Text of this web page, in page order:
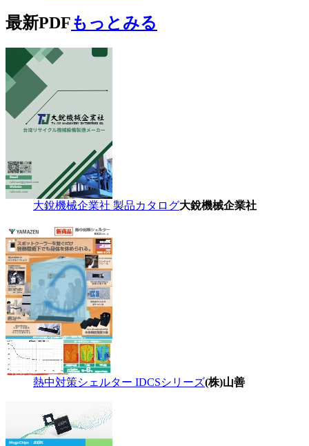
最新PDFもっとみる
大銳機械企業社 製品カタログ大銳機械企業社
熱中対策シェルター IDCSシリーズ(株)山善